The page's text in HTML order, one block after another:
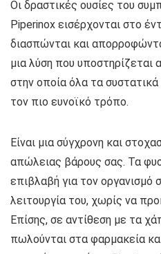
Οι δραστικές ουσίες του
Piperinox εισέρχονται στο
διασπώνται και
μια λύση που υποστηρίζεται
στην οποία όλα τα
τον πιο ευνοϊκό τρόπο.
Είναι μια σύγχρονη και
απώλειας βάρους σας. Τα
επιβλαβή για τον
λειτουργία του, χωρίς να
Επίσης, σε αντίθεση με τα
πωλούνται στα φαρμακεία